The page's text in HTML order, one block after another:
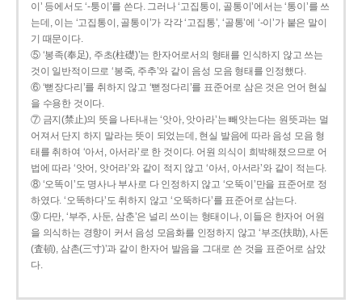
이’ 등에서도 ‘-퉁이’를 쓴다. 그러나 ‘고집통이, 골통이’에서는 ‘통이’를 쓰
는데, 이는 ‘고집통이, 골통이’가 각각 ‘고집통’, ‘골통’에 ‘-이’가 붙은 말이
기 때문이다.
⑤ ‘봉족(奉足), 주초(柱礎)’는 한자어로서의 형태를 인식하지 않고 쓰는
것이 일반적이므로 ‘봉죽, 주추’와 같이 음성 모음 형태를 인정했다.
⑥ ‘뻗장다리’를 취하지 않고 ‘뻗정다리’를 표준어로 삼은 것은 언어 현실
을 수용한 것이다.
⑦ 금지(禁止)의 뜻을 나타내는 ‘앗아, 앗아라’는 빼앗는다는 원뜻과는 멀
어져서 단지 하지 말라는 뜻이 되었는데, 현실 발음에 따라 음성 모음 형
태를 취하여 ‘아서, 아서라’로 한 것이다. 어원 의식이 희박해졌으므로 어
법에 따라 ‘앗어, 앗어라’와 같이 적지 않고 ‘아서, 아서라’와 같이 적는다.
⑧ ‘오똑이’도 명사나 부사로 다 인정하지 않고 ‘오뚝이’만을 표준어로 정
하였다. ‘오똑하다’도 취하지 않고 ‘오뚝하다’를 표준어로 삼는다.
⑨ 다만, ‘부주, 사둔, 삼춘’은 널리 쓰이는 형태이나, 이들은 한자어 어원
을 의식하는 경향이 커서 음성 모음화를 인정하지 않고 ‘부조(扶助), 사돈
(査頓), 삼촌(三寸)’과 같이 한자어 발음을 그대로 쓴 것을 표준어로 삼았
다.